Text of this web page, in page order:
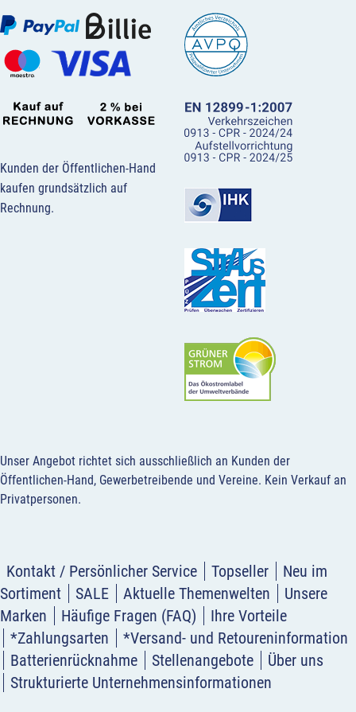
Kunden der Öffentlichen-Hand
kaufen grundsätzlich auf
Rechnung.
Unser Angebot richtet sich ausschließlich an Kunden der
Öffentlichen-Hand, Gewerbetreibende und Vereine. Kein Verkauf an
Privatpersonen.
Kontakt / Persönlicher Service Topseller
Neu im
Sortiment
SALE Aktuelle Themenwelten
Unsere
Marken
Häufige Fragen (FAQ)
Ihre Vorteile
*Zahlungsarten
*Versand- und Retoureninformation
Batterienrücknahme
Stellenangebote
Über uns
Strukturierte Unternehmensinformationen